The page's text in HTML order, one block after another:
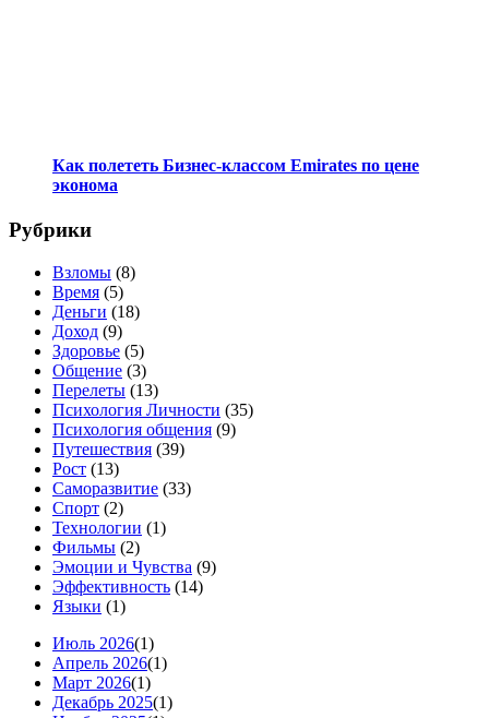
Как полететь Бизнес-классом Emirates по цене
эконома
Рубрики
Взломы (8)
Время (5)
Деньги (18)
Доход (9)
Здоровье (5)
Общение (3)
Перелеты (13)
Психология Личности (35)
Психология общения (9)
Путешествия (39)
Рост (13)
Саморазвитие (33)
Спорт (2)
Технологии (1)
Фильмы (2)
Эмоции и Чувства (9)
Эффективность (14)
Языки (1)
Июль 2026(1)
Апрель 2026(1)
Март 2026(1)
Декабрь 2025(1)